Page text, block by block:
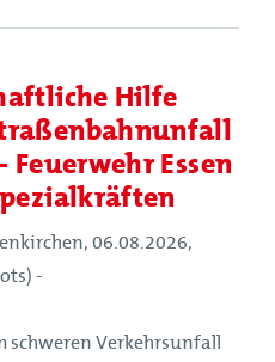
Hilfe
Essen
06.08.2026,
-
schweren Verkehrsunfall